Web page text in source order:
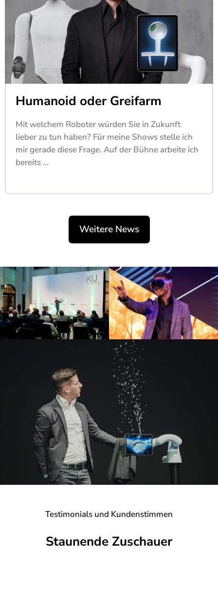
Humanoid oder Greifarm
Mit welchem Roboter würden Sie in Zukunft
lieber zu tun haben? Für meine Shows stelle ich
mir gerade diese Frage. Auf der Bühne arbeite ich
bereits …
Weitere News
Testimonials und Kundenstimmen
Staunende Zuschauer